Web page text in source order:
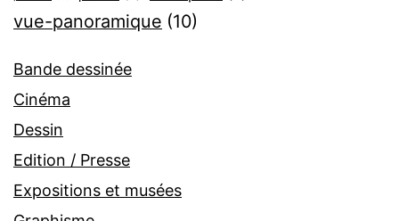
vue-panoramique (10)
Bande dessinée
Cinéma
Dessin
Edition / Presse
Expositions et musées